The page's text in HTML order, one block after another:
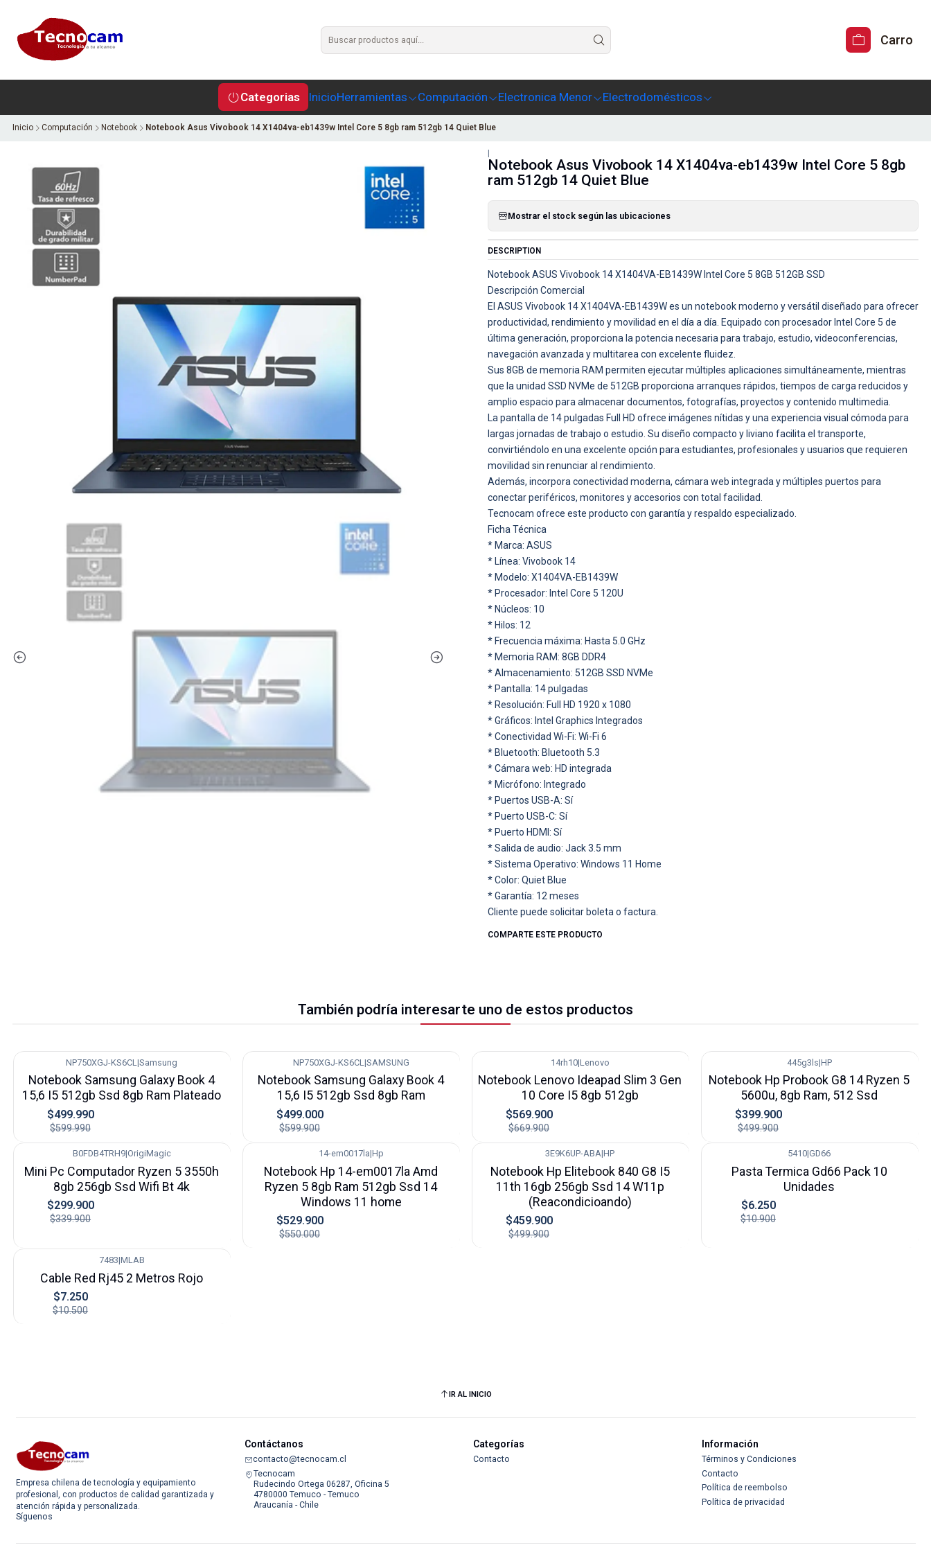
Carro
Categorias InicioHerramientas Computación Electronica Menor Electrodomésticos
Inicio Computación Notebook Notebook Asus Vivobook 14 X1404va-eb1439w Intel Core 5 8gb ram 512gb 14 Quiet Blue
Notebook Asus Vivobook 14 X1404va-eb1439w Intel Core 5 8gb
ram 512gb 14 Quiet Blue
Mostrar el stock según las ubicaciones
DESCRIPTION
Notebook ASUS Vivobook 14 X1404VA-EB1439W Intel Core 5 8GB 512GB SSD
Descripción Comercial
El ASUS Vivobook 14 X1404VA-EB1439W es un notebook moderno y versátil diseñado para ofrecer
productividad, rendimiento y movilidad en el día a día. Equipado con procesador Intel Core 5 de
última generación, proporciona la potencia necesaria para trabajo, estudio, videoconferencias,
navegación avanzada y multitarea con excelente fluidez.
Sus 8GB de memoria RAM permiten ejecutar múltiples aplicaciones simultáneamente, mientras
que la unidad SSD NVMe de 512GB proporciona arranques rápidos, tiempos de carga reducidos y
amplio espacio para almacenar documentos, fotografías, proyectos y contenido multimedia.
La pantalla de 14 pulgadas Full HD ofrece imágenes nítidas y una experiencia visual cómoda para
largas jornadas de trabajo o estudio. Su diseño compacto y liviano facilita el transporte,
convirtiéndolo en una excelente opción para estudiantes, profesionales y usuarios que requieren
movilidad sin renunciar al rendimiento.
Además, incorpora conectividad moderna, cámara web integrada y múltiples puertos para
conectar periféricos, monitores y accesorios con total facilidad.
Tecnocam ofrece este producto con garantía y respaldo especializado.
Ficha Técnica
* Marca: ASUS
* Línea: Vivobook 14
* Modelo: X1404VA-EB1439W
* Procesador: Intel Core 5 120U
* Núcleos: 10
* Hilos: 12
* Frecuencia máxima: Hasta 5.0 GHz
* Memoria RAM: 8GB DDR4
* Almacenamiento: 512GB SSD NVMe
* Pantalla: 14 pulgadas
* Resolución: Full HD 1920 x 1080
* Gráficos: Intel Graphics Integrados
* Conectividad Wi-Fi: Wi-Fi 6
* Bluetooth: Bluetooth 5.3
* Cámara web: HD integrada
* Micrófono: Integrado
* Puertos USB-A: Sí
* Puerto USB-C: Sí
* Puerto HDMI: Sí
* Salida de audio: Jack 3.5 mm
* Sistema Operativo: Windows 11 Home
* Color: Quiet Blue
* Garantía: 12 meses
Cliente puede solicitar boleta o factura.
COMPARTE ESTE PRODUCTO
También podría interesarte uno de estos productos
NP750XGJ-KS6CL|Samsung
Notebook Samsung Galaxy Book 4
15,6 I5 512gb Ssd 8gb Ram Plateado
$499.990
$599.990
NP750XGJ-KS6CL |SAMSUNG
Notebook Samsung Galaxy Book 4
15,6 I5 512gb Ssd 8gb Ram
$499.000
$599.900
14rh10|Lenovo
Notebook Lenovo Ideapad Slim 3 Gen
10 Core I5 8gb 512gb
$569.900
$669.900
445g3ls|HP
Notebook Hp Probook G8 14 Ryzen 5
5600u, 8gb Ram, 512 Ssd
$399.900
$499.900
B0FDB4TRH9|OrigiMagic
Mini Pc Computador Ryzen 5 3550h
8gb 256gb Ssd Wifi Bt 4k
$299.900
$339.900
14-em0017la|Hp
Notebook Hp 14-em0017la Amd
Ryzen 5 8gb Ram 512gb Ssd 14
Windows 11 home
$529.900
$550.000
3E9K6UP-ABA|HP
Notebook Hp Elitebook 840 G8 I5
11th 16gb 256gb Ssd 14 W11p
(Reacondicioando)
$459.900
$499.900
5410|GD66
Pasta Termica Gd66 Pack 10
Unidades
$6.250
$10.900
7483|MLAB
Cable Red Rj45 2 Metros Rojo
$7.250
$10.500
IR AL INICIO
Empresa chilena de tecnología y equipamiento
profesional, con productos de calidad garantizada y
atención rápida y personalizada.
Síguenos
Contáctanos
contacto@tecnocam.cl
Tecnocam
Rudecindo Ortega 06287, Oficina 5
4780000 Temuco - Temuco
Araucanía - Chile
Categorías
Contacto
Información
Términos y Condiciones
Contacto
Política de reembolso
Política de privacidad